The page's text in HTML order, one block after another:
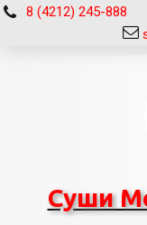
8 (4212) 245-888
Суши